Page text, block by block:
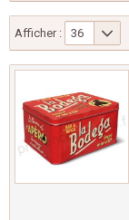
Afficher : 36